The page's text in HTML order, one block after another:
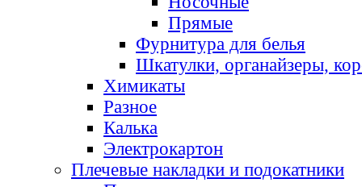
Прямые
Фурнитура для белья
Шкатулки, органайзеры,
Химикаты
Разное
Калька
Электрокартон
Плечевые накладки и подокатники